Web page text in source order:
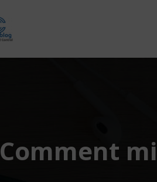
Comment